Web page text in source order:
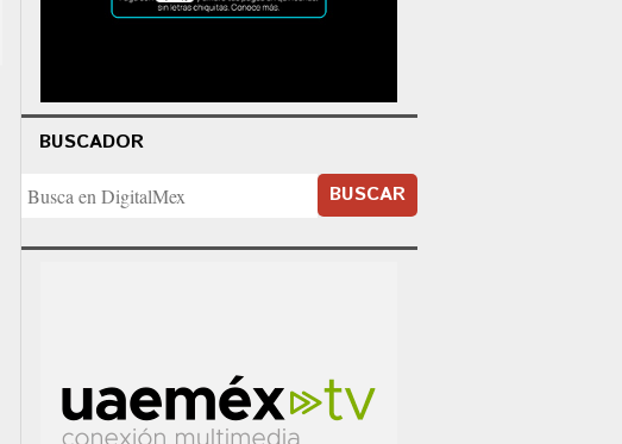
BUSCADOR
BUSCAR